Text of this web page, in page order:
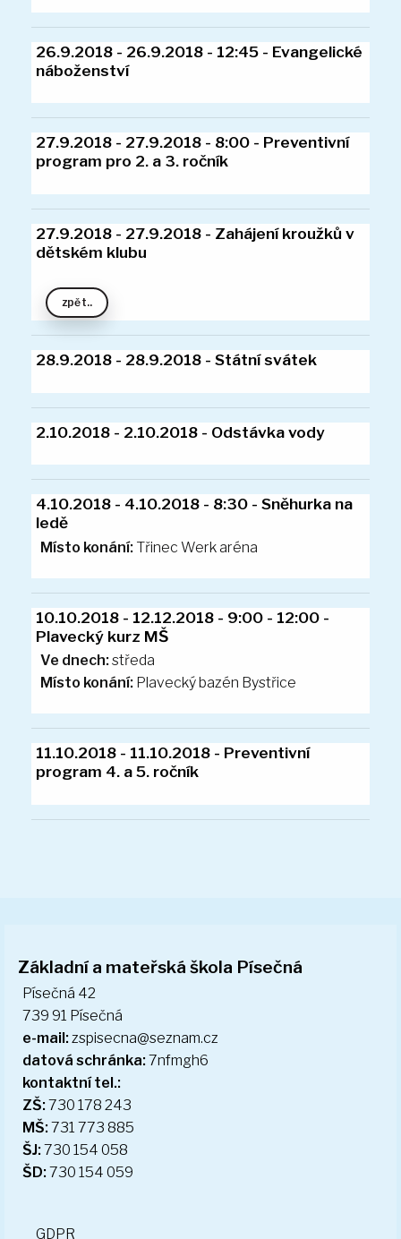
Družina
Platba za ŠD
25.9.2018 - 25.9.2018 - 8:00 - Přespolní
běh
náboženství
27.9.2018 - 27.9.2018 - 8:00 - Preventivní
program pro 2. a 3. ročník
27.9.2018 - 27.9.2018 - Zahájení kroužků v
dětském klubu
zpět..
28.9.2018 - 28.9.2018 - Státní svátek
2.10.2018 - 2.10.2018 - Odstávka vody
4.10.2018 - 4.10.2018 - 8:30 - Sněhurka na
ledě
Místo konání: Třinec Werk aréna
10.10.2018 - 12.12.2018 - 9:00 - 12:00 -
Ve dnech:středa
Místo konání: Plavecký bazén Bystřice
11.10.2018 - 11.10.2018 - Preventivní
program 4. a 5. ročník
Základní a mateřská škola Písečná
Písečná 42
739 91 Písečná
e-mail: zspisecna@seznam.cz
datová schránka:7nfmgh6
kontaktní tel.:
ZŠ:730 178 243
MŠ:731 773 885
ŠJ:730 154 058
ŠD:730 154 059
GDPR